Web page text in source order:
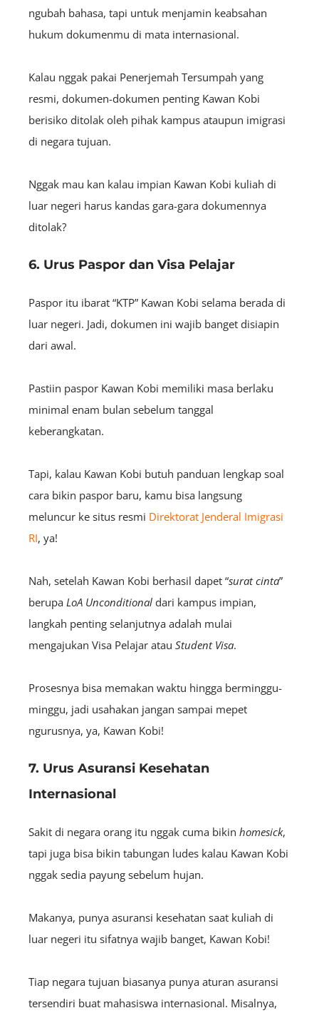
ngubah bahasa, tapi untuk menjamin keabsahan
hukum dokumenmu di mata internasional.
Kalau nggak pakai Penerjemah Tersumpah yang
resmi, dokumen-dokumen penting Kawan Kobi
berisiko ditolak oleh pihak kampus ataupun imigrasi
di negara tujuan.
Nggak mau kan kalau impian Kawan Kobi kuliah di
luar negeri harus kandas gara-gara dokumennya
ditolak?
6. Urus Paspor dan Visa Pelajar
Paspor itu ibarat “KTP” Kawan Kobi selama berada di
luar negeri. Jadi, dokumen ini wajib banget disiapin
dari awal.
Pastiin paspor Kawan Kobi memiliki masa berlaku
minimal enam bulan sebelum tanggal
keberangkatan.
Tapi, kalau Kawan Kobi butuh panduan lengkap soal
cara bikin paspor baru, kamu bisa langsung
meluncur ke situs resmi Direktorat Jenderal Imigrasi
RI, ya!
Nah, setelah Kawan Kobi berhasil dapet “surat cinta”
berupa LoA Unconditional dari kampus impian,
langkah penting selanjutnya adalah mulai
mengajukan Visa Pelajar atau Student Visa.
Prosesnya bisa memakan waktu hingga berminggu-
minggu, jadi usahakan jangan sampai mepet
ngurusnya, ya, Kawan Kobi!
7. Urus Asuransi Kesehatan
Internasional
Sakit di negara orang itu nggak cuma bikin homesick,
tapi juga bisa bikin tabungan ludes kalau Kawan Kobi
nggak sedia payung sebelum hujan.
Makanya, punya asuransi kesehatan saat kuliah di
luar negeri itu sifatnya wajib banget, Kawan Kobi!
Tiap negara tujuan biasanya punya aturan asuransi
tersendiri buat mahasiswa internasional. Misalnya,